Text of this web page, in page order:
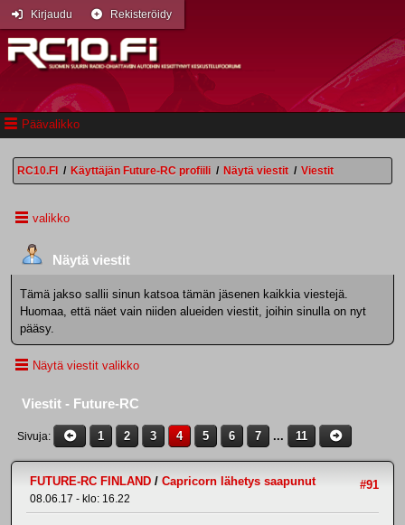
Päävalikko
Kirjaudu Rekisteröidy
RC10.FI / Käyttäjän Future-RC profiili / Näytä viestit / Viestit
valikko
Näytä viestit
Tämä jakso sallii sinun katsoa tämän jäsenen kaikkia viestejä.
Huomaa, että näet vain niiden alueiden viestit, joihin sinulla on nyt
pääsy.
Näytä viestit valikko
Viestit - Future-RC
Sivuja 1 2 3 4 5 6 7 ... 11
#91
FUTURE-RC FINLAND / Capricorn lähetys saapunut
08.06.17 - klo: 16.22